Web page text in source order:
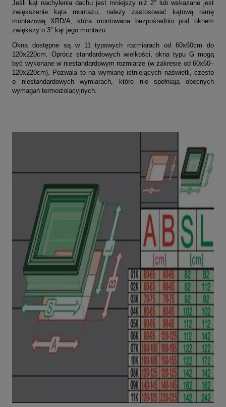
Jeśli kąt nachylenia dachu jest mniejszy niż 2° lub wskazane jest
zwiększenie kąta montażu, należy zastosować kątową ramę
montażową XRD/A, która montowana bezpośrednio pod oknem
zwiększy o 3° kąt jego montażu.
Okna dostępne są w 11 typowych rozmiarach od 60x60cm do
120x220cm. Oprócz standardowych wielkości, okna typu G mogą
być wykonane w niestandardowym rozmiarze (w zakresie od 60x60–
120x220cm). Pozwala to na wymianę istniejących naświetli, często
o niestandardowych wymiarach, które nie spełniają obecnych
wymagań termoizolacyjnych.